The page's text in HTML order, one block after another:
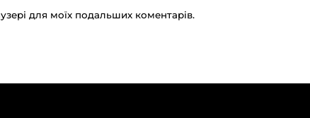
для моїх подальших коментарів.